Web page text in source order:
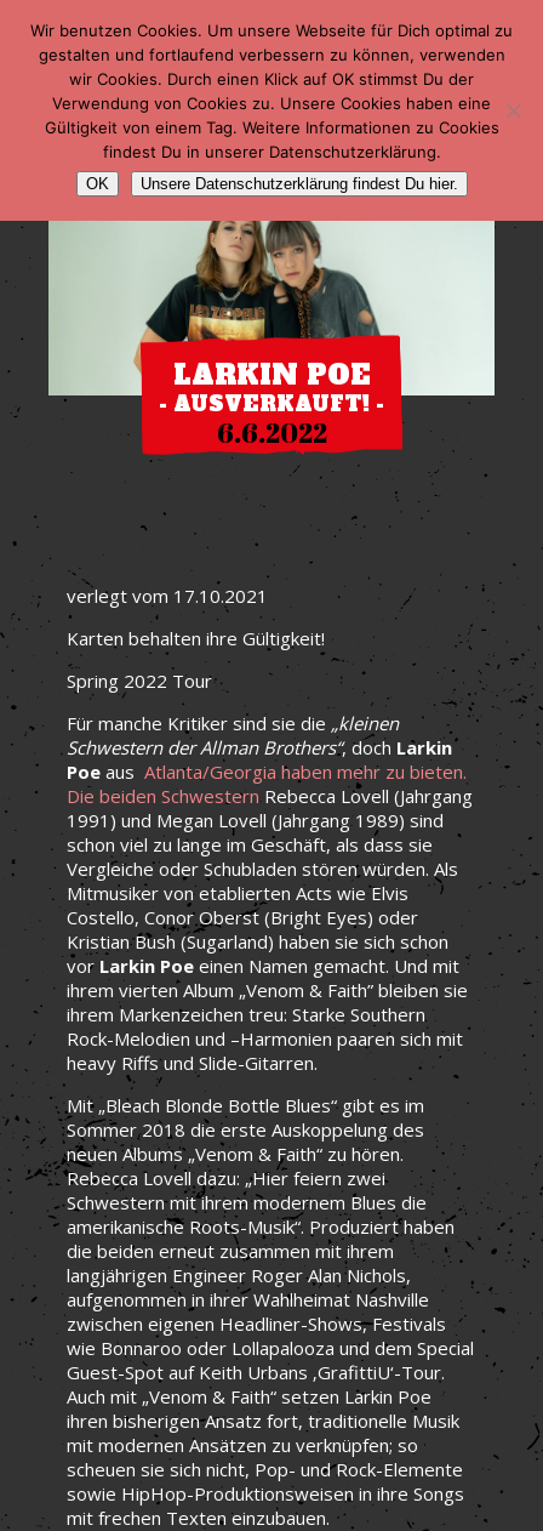
LARKIN POE
- AUSVERKAUFT! -
6.6.2022
verlegt vom 17.10.2021
Karten behalten ihre Gültigkeit!
Spring 2022 Tour
Für manche Kritiker sind sie die „kleinen
Schwestern der Allman Brothers“, doch Larkin
Poe aus Atlanta/Georgia haben mehr zu bieten.
Die beiden Schwestern Rebecca Lovell (Jahrgang
1991) und Megan Lovell (Jahrgang 1989) sind
schon viel zu lange im Geschäft, als dass sie
Vergleiche oder Schubladen stören würden. Als
Mitmusiker von etablierten Acts wie Elvis
Costello, Conor Oberst (Bright Eyes) oder
Kristian Bush (Sugarland) haben sie sich schon
vor Larkin Poe einen Namen gemacht. Und mit
ihrem vierten Album „Venom & Faith” bleiben sie
ihrem Markenzeichen treu: Starke Southern
Rock-Melodien und –Harmonien paaren sich mit
heavy Riffs und Slide-Gitarren.
Mit „Bleach Blonde Bottle Blues“ gibt es im
Sommer 2018 die erste Auskoppelung des
neuen Albums „Venom & Faith“ zu hören.
Rebecca Lovell dazu: „Hier feiern zwei
Schwestern mit ihrem modernem Blues die
amerikanische Roots-Musik“. Produziert haben
die beiden erneut zusammen mit ihrem
langjährigen Engineer Roger Alan Nichols,
aufgenommen in ihrer Wahlheimat Nashville
zwischen eigenen Headliner-Shows, Festivals
wie Bonnaroo oder Lollapalooza und dem Special
Guest-Spot auf Keith Urbans ‚GrafittiU‘-Tour.
Auch mit „Venom & Faith“ setzen Larkin Poe
ihren bisherigen Ansatz fort, traditionelle Musik
mit modernen Ansätzen zu verknüpfen; so
scheuen sie sich nicht, Pop- und Rock-Elemente
sowie HipHop-Produktionsweisen in ihre Songs
mit frechen Texten einzubauen.
Wir benutzen Cookies. Um unsere Webseite für Dich optimal zu
gestalten und fortlaufend verbessern zu können, verwenden
wir Cookies. Durch einen Klick auf OK stimmst Du der
Verwendung von Cookies zu. Unsere Cookies haben eine
Gültigkeit von einem Tag. Weitere Informationen zu Cookies
findest Du in unserer Datenschutzerklärung.
OK Unsere Datenschutzerklärung findest Du hier.